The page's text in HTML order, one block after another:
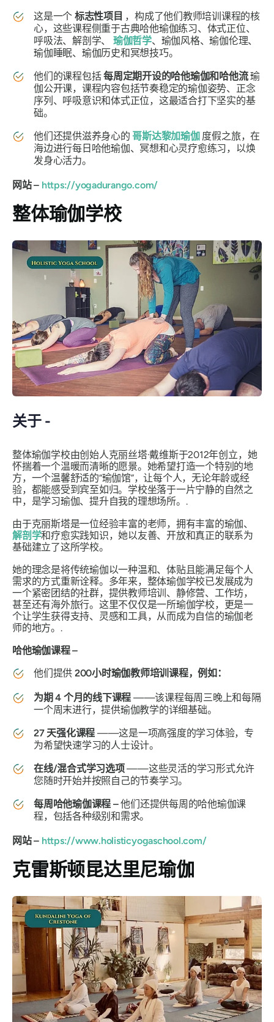
这是一个 标志性项目 ，构成了他们教师培训课程的核
心，这些课程侧重于古典哈他瑜伽练习、体式正位、
呼吸法、解剖学、 瑜伽哲学、瑜伽风格、瑜伽伦理、
瑜伽睡眠、瑜伽历史和冥想技巧。
他们的课程包括每周定期开设的哈他瑜伽和哈他流瑜
伽公开课，课程内容包括节奏稳定的瑜伽姿势、正念
序列、呼吸意识和体式正位，这最适合打下坚实的基
础。
他们还提供滋养身心的 哥斯达黎加瑜伽 度假之旅，在
海边进行每日哈他瑜伽、冥想和心灵疗愈练习，以焕
发身心活力。
网站 – https://yogadurango.com/
整体瑜伽学校
关于 -
整体瑜伽学校由创始人克丽丝塔·戴维斯于2012年创立，她
怀揣着一个温暖而清晰的愿景。她希望打造一个特别的地
方，一个温馨舒适的“瑜伽馆”，让每个人，无论年龄或经
验，都能感受到宾至如归。学校坐落于一片宁静的自然之
中，是学习瑜伽、提升自我的理想场所。.
由于克丽斯塔是一位经验丰富的老师，拥有丰富的瑜伽、
解剖学和疗愈实践知识，她以友善、开放和真正的联系为
基础建立了这所学校。
她的理念是将传统瑜伽以一种温和、体贴且能满足每个人
需求的方式重新诠释。多年来，整体瑜伽学校已发展成为
一个紧密团结的社群，提供教师培训、静修营、工作坊，
甚至还有海外旅行。这里不仅仅是一所瑜伽学校，更是一
个让学生获得支持、灵感和工具，从而成为自信的瑜伽老
师的地方。.
哈他瑜伽课程 –
他们提供 200小时瑜伽教师培训课程，例如：
为期 4 个月的线下课程 ——该课程每周三晚上和每隔
一个周末进行，提供瑜伽教学的详细基础。
27 天强化课程 ——这是一项高强度的学习体验，专
为希望快速学习的人士设计。
在线/混合式学习选项——这些灵活的学习形式允许
您随时开始并按照自己的节奏学习。
每周哈他瑜伽课程 –他们还提供每周的哈他瑜伽课
程，包括各种级别和需求。
网站 – https://www.holisticyogaschool.com/
克雷斯顿昆达里尼瑜伽